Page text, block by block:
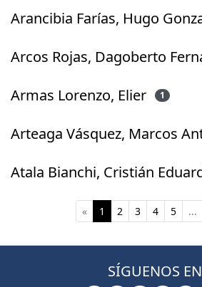
Arancibia Farías, Hugo
Arcos Rojas, Dagoberto
Armas Lorenzo, Elier 1
Arteaga Vásquez, Marcos
Atala Bianchi, Cristián
« 1 (current)
2 3 4 5 ...
SÍGUENOS